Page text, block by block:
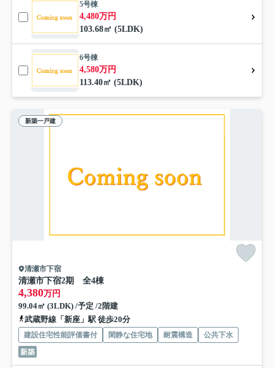
5号棟
4,480万円
103.68㎡ (5LDK)
6号棟
4,580万円
113.40㎡ (5LDK)
新築一戸建
清瀬市下宿
清瀬市下宿2期 全4棟
4,380万円
99.04㎡ (3LDK) /予定 /2階建
武蔵野線「新座」駅 徒歩20分
建設住宅性能評価書付 閑静な住宅地 耐震構造
公共下水
新築